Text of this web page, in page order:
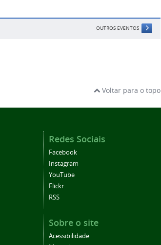
OUTROS EVENTOS
Voltar para o topo
Redes Sociais
Facebook
Instagram
YouTube
Flickr
RSS
Sobre o site
Acessibilidade